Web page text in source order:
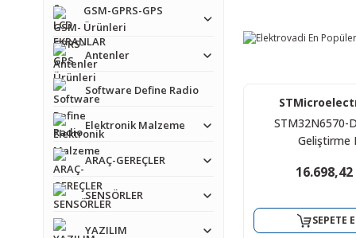
GSM-GPRS-GPS
Ürünleri
Antenler
Software Define Radio
Elektronik Malzeme
ARAÇ-GEREÇLER
SENSÖRLER
YAZILIM
Proskit MT-
Multimetre
866,70 TL
SEPETE
WHDZ
2C53P 3in1
250MSa/s El Tipi
SEPETE
Ürün)
STM32N6570-
Geliştirme
16.698,42
SEPETE